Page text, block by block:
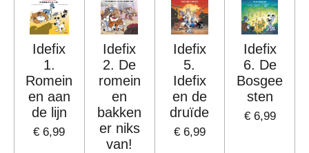
Idefix
1.
Romein
en aan
de lijn
€ 6,99
Idefix
2. De
romein
en
bakken
er niks
van!
Idefix
5.
Idefix
en de
druïde
€ 6,99
Idefix
6. De
Bosgee
sten
€ 6,99